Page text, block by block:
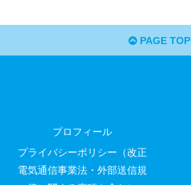
PAGE TOP
プロフィール
プライバシーポリシー（改正
電気通信事業法・外部送信規